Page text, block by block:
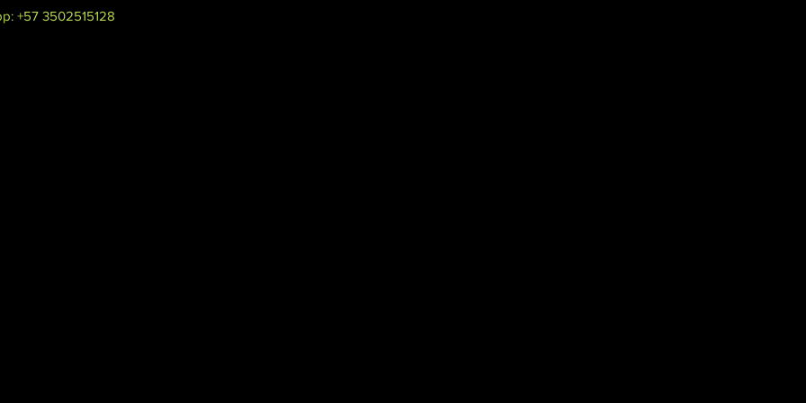
+57 3502515128